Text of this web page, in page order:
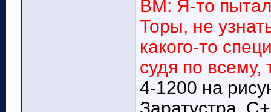
ВМ: Я-то
Торы, не
какого-то
судя по всему,
4-1200 на